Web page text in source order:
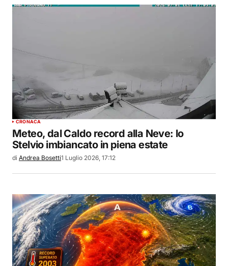
CRONACA
Meteo, dal Caldo record alla Neve: lo
Stelvio imbiancato in piena estate
di Andrea Bosetti1 Luglio 2026, 17:12